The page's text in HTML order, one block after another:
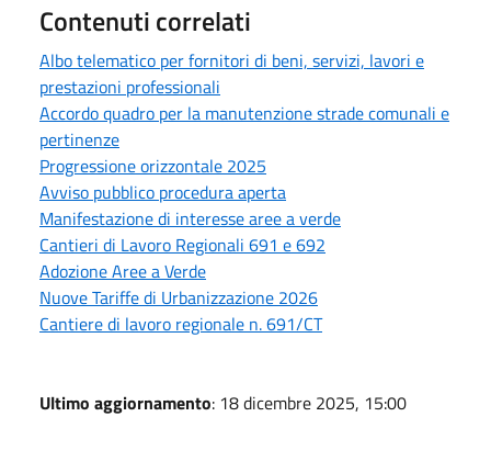
Contenuti correlati
Albo telematico per fornitori di beni, servizi, lavori e
prestazioni professionali
Accordo quadro per la manutenzione strade comunali e
pertinenze
Progressione orizzontale 2025
Avviso pubblico procedura aperta
Manifestazione di interesse aree a verde
Cantieri di Lavoro Regionali 691 e 692
Adozione Aree a Verde
Nuove Tariffe di Urbanizzazione 2026
Cantiere di lavoro regionale n. 691/CT
Ultimo aggiornamento: 18 dicembre 2025, 15:00